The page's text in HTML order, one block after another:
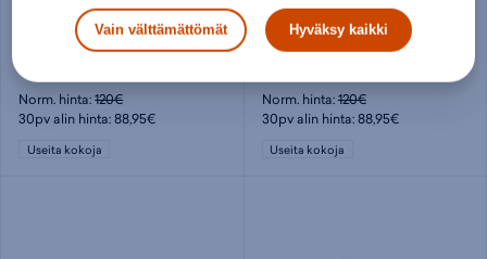
Powerlift 5 Weightlifting Shoes U - painonnostokengät
88,95€
Norm. hinta:120€
30pv alin hinta: 88,95€
Useita kokoja
adidas
Norm. hinta:120€
30pv alin hinta: 88,95€
Useita kokoja
Vain välttämättömät Hyväksy kaikki